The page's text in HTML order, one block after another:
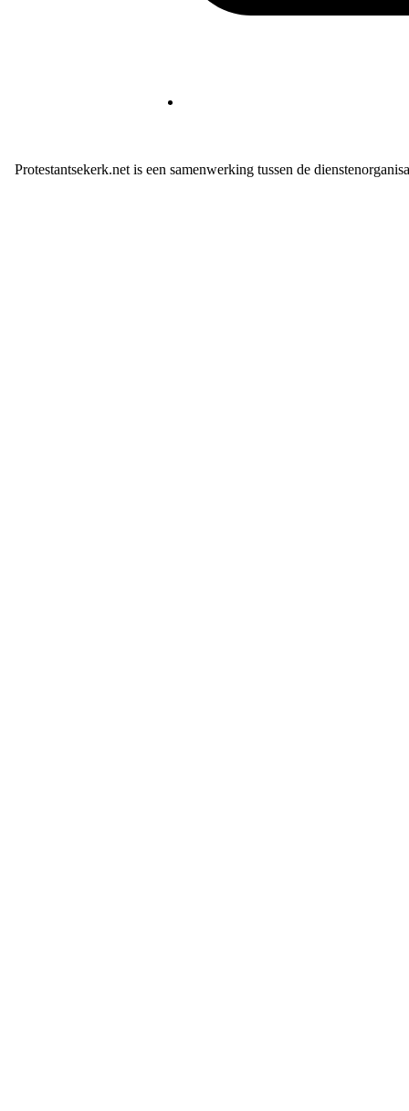
Protestantsekerk.net is een samenwerking tussen de